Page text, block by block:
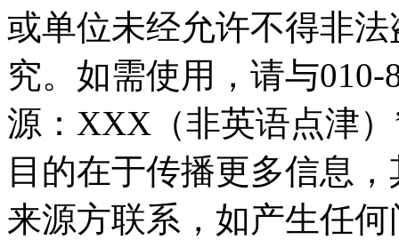
或单位未经允许不得非
究。如需使用，请与010-
源：XXX（非英语点津
目的在于传播更多信息
来源方联系，如产生任